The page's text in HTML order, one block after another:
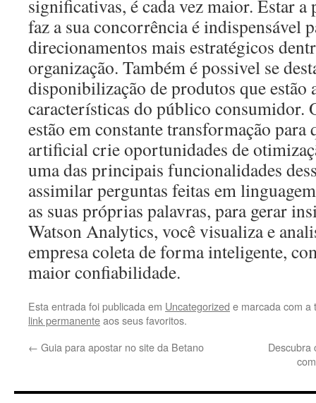
significativas, é cada vez maior. Estar a
faz a sua concorrência é indispensável
direcionamentos mais estratégicos
organização. Também é possivel se
disponibilização de produtos que estão
características do público consumidor.
estão em constante transformação para
artificial crie oportunidades de
uma das principais funcionalidades
assimilar perguntas feitas em
as suas próprias palavras, para gerar
Watson Analytics, você visualiza e
empresa coleta de forma inteligente,
maior confiabilidade.
Esta entrada foi publicada em Uncategorized e marcada com
link permanenteaos seus favoritos.
← Guia para apostar no site da Betano
Descubra